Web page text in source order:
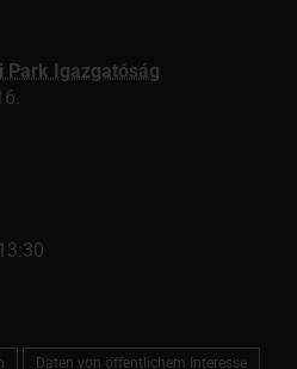
Igazgatóság
Daten von öffentlichem Interesse